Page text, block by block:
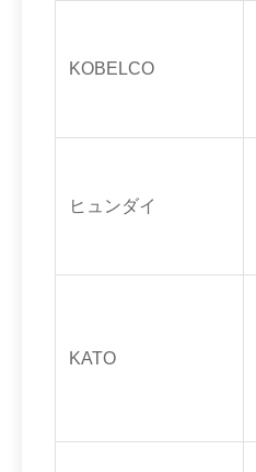
KOBELCO
ヒュンダイ
KATO